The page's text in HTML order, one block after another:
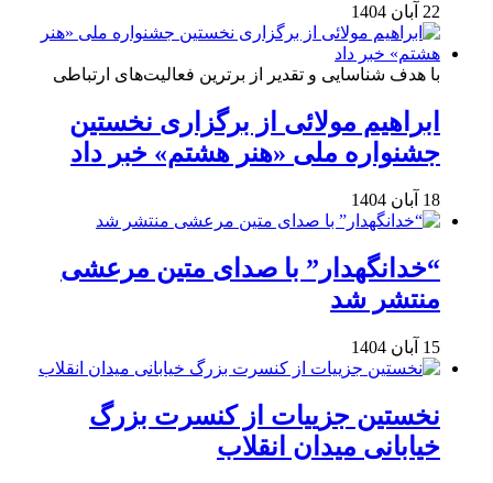
22 آبان 1404
با هدف شناسایی و تقدیر از برترین فعالیت‌های ارتباطی
ابراهیم مولائی از برگزاری نخستین
جشنواره ملی «هنر هشتم» خبر داد
18 آبان 1404
“خدانگهدار” با صدای متین مرعشی
منتشر شد
15 آبان 1404
نخستین جزییات از کنسرت بزرگ
خیابانی میدان انقلاب